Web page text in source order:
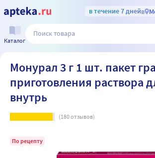
в течение 7 днейв
Каталог
Монурал 3 г 1 шт. пакет
приготовления раствора
внутрь
(180отзывов)
По рецепту